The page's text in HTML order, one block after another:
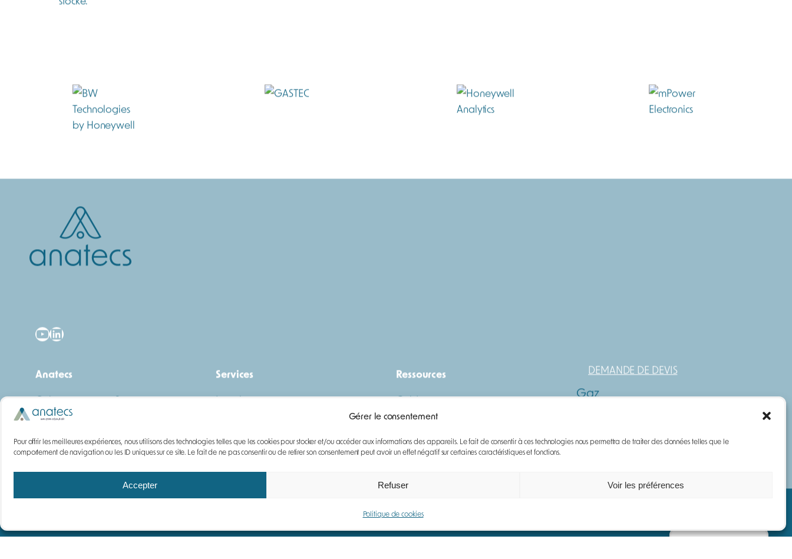
Gérer le consentement
Pour offrir les meilleures expériences, nous utilisons des technologies telles que les cookies pour stocker et/ou accéder aux informations des appareils. Le fait de consentir à ces technologies nous permettra de traiter des données telles que le
comportement de navigation ou les ID uniques sur ce site. Le fait de ne pas consentir ou de retirer son consentement peut avoir un effet négatif sur certaines caractéristiques et fonctions.
Accepter Refuser Voir les préférences
Politique de cookies
stocké.
YouTube
LinkedIn
Anatecs
Qui sommes-nous ?
Notre histoire
Actualités
Carrières
Questions fréquentes
Services
Formation
Ressources DEMANDE DE DEVIS
Gaz
Contact
Paiements | Livraison | CGV